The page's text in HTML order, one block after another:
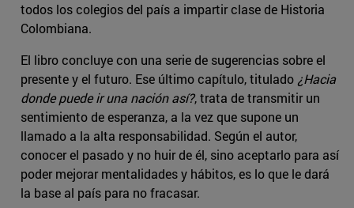
todos los colegios del país a impartir clase de Historia
Colombiana.
El libro concluye con una serie de sugerencias sobre el
presente y el futuro. Ese último capítulo, titulado ¿Hacia
donde puede ir una nación así?, trata de transmitir un
sentimiento de esperanza, a la vez que supone un
llamado a la alta responsabilidad. Según el autor,
conocer el pasado y no huir de él, sino aceptarlo para así
poder mejorar mentalidades y hábitos, es lo que le dará
la base al país para no fracasar.